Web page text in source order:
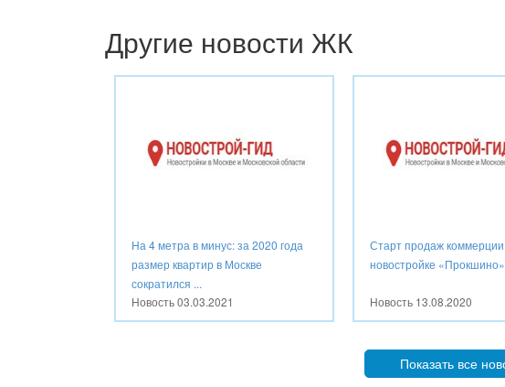
Другие новости ЖК
На 4 метра в минус: за 2020 года
размер квартир в Москве
сократился ...
Новость03.03.2021
Старт продаж
новостройке «Прокшино»
Новость 13.08.2020
Показать все